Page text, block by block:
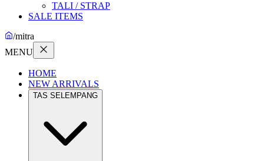
TALI / STRAP
SALE ITEMS
/mitra
MENU
HOME
NEW ARRIVALS
TAS SELEMPANG